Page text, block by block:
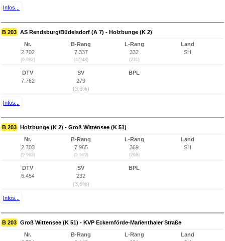
Infos...
B 203 AS Rendsburg/Büdelsdorf (A 7) - Holzbunge (K 2)
Nr.
2.702
(9.982)
B-Rang
7.337
(4.948)
L-Rang
332
(231)
Land
SH
DTV
7.762
SV
279
(3,6%)
BPL
Infos...
B 203 Holzbunge (K 2) - Groß Wittensee (K 51)
Nr.
2.703
(9.983)
B-Rang
7.965
(5.569)
L-Rang
369
(268)
Land
SH
DTV
6.454
SV
232
(3,6%)
BPL
Infos...
B 203 Groß Wittensee (K 51) - KVP Eckernförde-Marienthaler Straße
Nr.
B-Rang
L-Rang
Land